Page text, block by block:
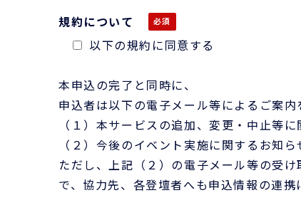
規約について
以下の規約に同意する
本申込の完了と同時に、
申込者は以下の電子メール等によるご案
（１）本サービスの追加、変更・中止等
（２）今後のイベント実施に関するお知
ただし、上記（２）の電子メール等の受
で、協力先、各登壇者へも申込情報の連携